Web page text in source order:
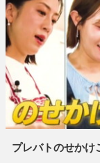
プレバトのせかけ